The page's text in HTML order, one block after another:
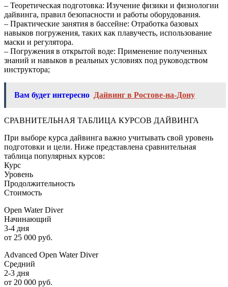
– Теоретическая подготовка: Изучение физики и физиологии
дайвинга, правил безопасности и работы оборудования.
– Практические занятия в бассейне: Отработка базовых
навыков погружения, таких как плавучесть, использование
маски и регулятора.
– Погружения в открытой воде: Применение полученных
знаний и навыков в реальных условиях под руководством
инструктора;
Вам будет интересно Дайвинг в Ростове-на-Дону
СРАВНИТЕЛЬНАЯ ТАБЛИЦА КУРСОВ ДАЙВИНГА
При выборе курса дайвинга важно учитывать свой уровень
подготовки и цели. Ниже представлена сравнительная
таблица популярных курсов:
Курс
Уровень
Продолжительность
Стоимость
Open Water Diver
Начинающий
3-4 дня
от 25 000 руб.
Advanced Open Water Diver
Средний
2-3 дня
от 20 000 руб.